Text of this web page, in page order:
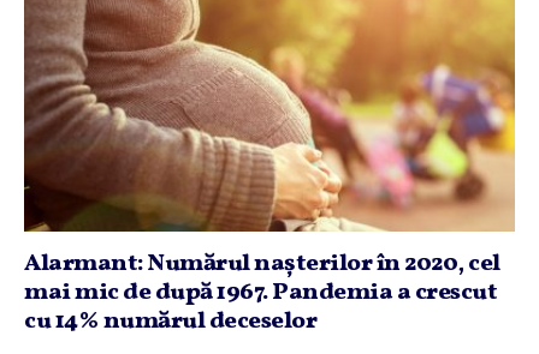
Alarmant: Numărul naşterilor în 2020, cel
mai mic de după 1967. Pandemia a crescut
cu 14% numărul deceselor